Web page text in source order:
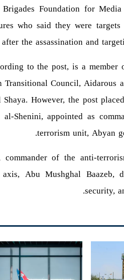
Foundation for
who said they were
the assassination and
to the post, is a member
Council, Aidarous
However, the post
Shenini, appointed as
terrorism unit, Abyan
of the anti-
Abu Mushghal Baazeb,
security,